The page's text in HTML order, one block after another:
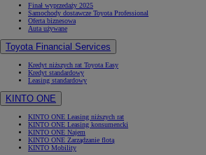
Finał wyprzedaży 2025
Samochody dostawcze Toyota Professional
Oferta biznesowa
Auta używane
Toyota Financial Services
Kredyt niższych rat Toyota Easy
Kredyt standardowy
Leasing standardowy
KINTO ONE
KINTO ONE Leasing niższych rat
KINTO ONE Leasing konsumencki
KINTO ONE Najem
KINTO ONE Zarządzanie flotą
KINTO Mobility